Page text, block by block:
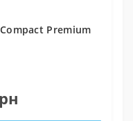
Premium